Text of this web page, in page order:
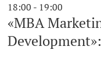
18:00 - 19:00
«MBA